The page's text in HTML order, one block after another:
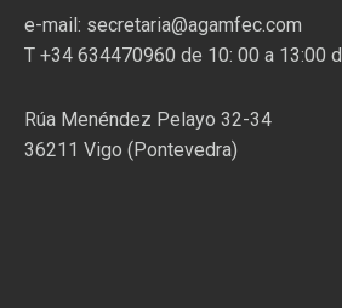
e-mail: secretaria@agamfec.com
T +34 634470960 de 10: 00 a 13:00
Rúa Menéndez Pelayo 32-34
36211 Vigo (Pontevedra)